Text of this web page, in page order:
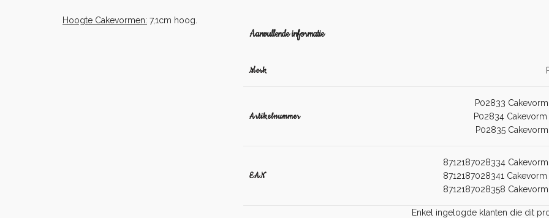
Hoogte Cakevormen: 7,1cm hoog.
Aanvullende informatie
Merk
Artikelnummer
P02833
P02834
P02835
EAN
8712187028334
8712187028341
8712187028358
Enkel ingelogde klanten die dit